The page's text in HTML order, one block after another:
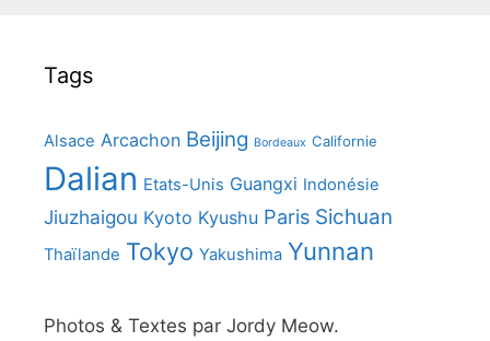
Tags
Alsace Arcachon Beijing Bordeaux Californie
Dalian Etats-Unis Guangxi Indonésie
Jiuzhaigou Kyoto Kyushu Paris Sichuan
Thaïlande Tokyo Yakushima Yunnan
Photos & Textes par Jordy Meow.